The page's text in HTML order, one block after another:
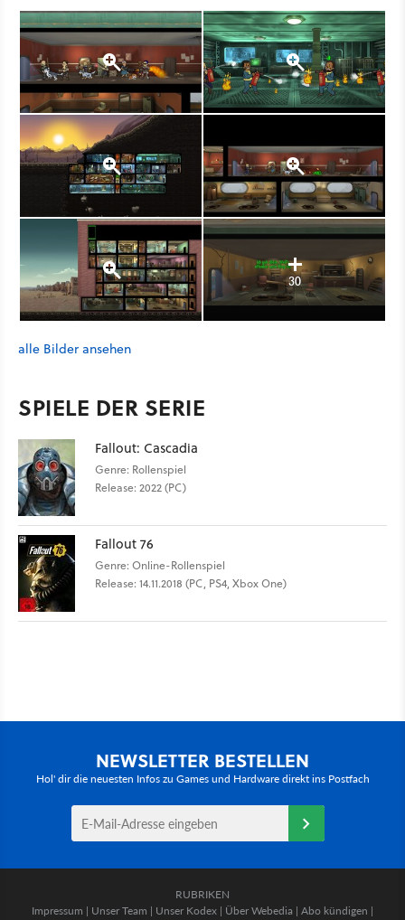
30
alle Bilder ansehen
SPIELE DER SERIE
Fallout: Cascadia
Genre: Rollenspiel
Release: 2022 (PC)
Fallout 76
Genre: Online-Rollenspiel
Release: 14.11.2018 (PC, PS4, Xbox One)
NEWSLETTER BESTELLEN
Hol' dir die neuesten Infos zu Games und Hardware direkt ins Postfach
RUBRIKEN
Impressum | Unser Team | Unser Kodex | Über Webedia | Abo kündigen |